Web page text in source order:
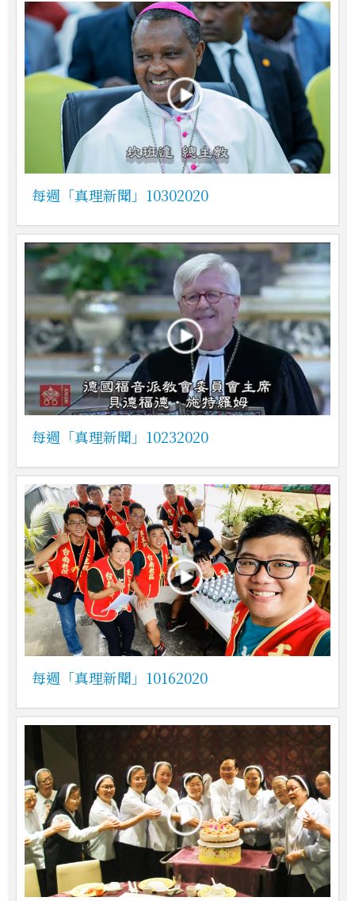
每週「真理新聞」10302020
每週「真理新聞」10232020
每週「真理新聞」10162020